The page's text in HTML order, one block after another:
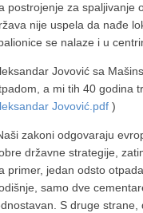
postrojenje za spaljivanje
nije uspela da nađe
se nalaze i u
Jovović sa
a mi tih 40 godina
Jovović.pdf )
zakoni odgovaraju
državne strategije,
primer, jedan odsto
samo dve
S druge